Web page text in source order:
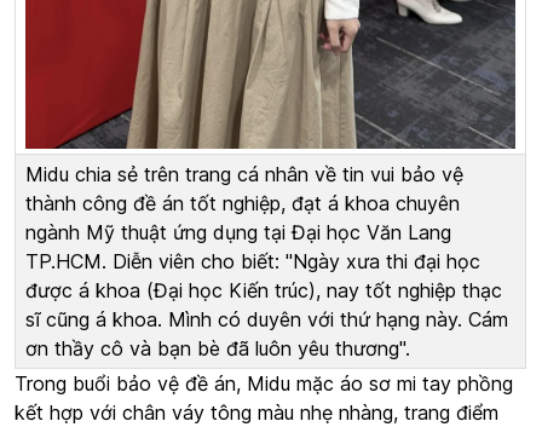
Midu chia sẻ trên trang cá nhân về tin vui bảo vệ
thành công đề án tốt nghiệp, đạt á khoa chuyên
ngành Mỹ thuật ứng dụng tại Đại học Văn Lang
TP.HCM. Diễn viên cho biết: "Ngày xưa thi đại học
được á khoa (Đại học Kiến trúc), nay tốt nghiệp thạc
sĩ cũng á khoa. Mình có duyên với thứ hạng này. Cám
ơn thầy cô và bạn bè đã luôn yêu thương".
Trong buổi bảo vệ đề án, Midu mặc áo sơ mi tay phồng
kết hợp với chân váy tông màu nhẹ nhàng, trang điểm